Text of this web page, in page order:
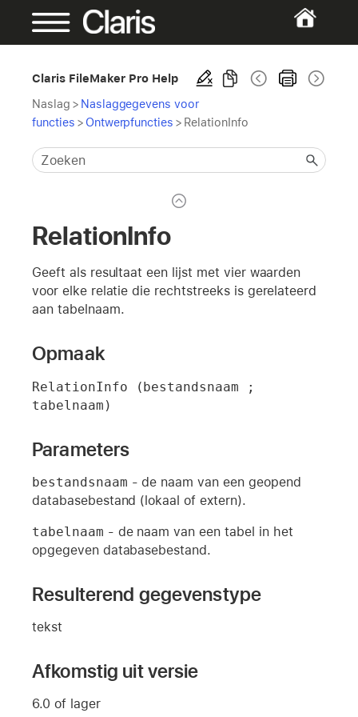
Claris FileMaker Pro Help
Naslag > Naslaggegevens voor
functies > Ontwerpfuncties > RelationInfo
RelationInfo
Geeft als resultaat een lijst met vier waarden
voor elke relatie die rechtstreeks is gerelateerd
aan tabelnaam.
Opmaak
RelationInfo (bestandsnaam ;
tabelnaam)
Parameters
bestandsnaam - de naam van een geopend
databasebestand (lokaal of extern).
tabelnaam - de naam van een tabel in het
opgegeven databasebestand.
Resulterend gegevenstype
tekst
Afkomstig uit versie
6.0 of lager